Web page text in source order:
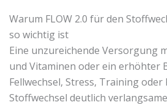
Warum FLOW 2.0 für den
so wichtig ist
Eine unzureichende Versorgung
und Vitaminen oder ein erhöhter
Fellwechsel, Stress, Training
Stoffwechsel deutlich